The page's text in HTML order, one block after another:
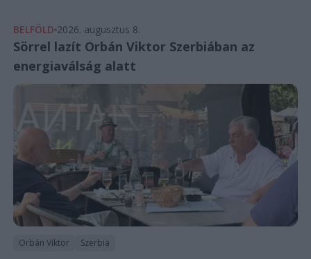
BELFÖLD 2026. augusztus 8.
Sörrel lazít Orbán Viktor Szerbiában az
energiaválság alatt
Orbán Viktor Szerbia